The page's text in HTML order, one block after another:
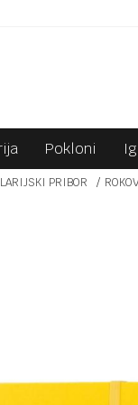
KARTICAMA!
Pokloni
PRIBOR